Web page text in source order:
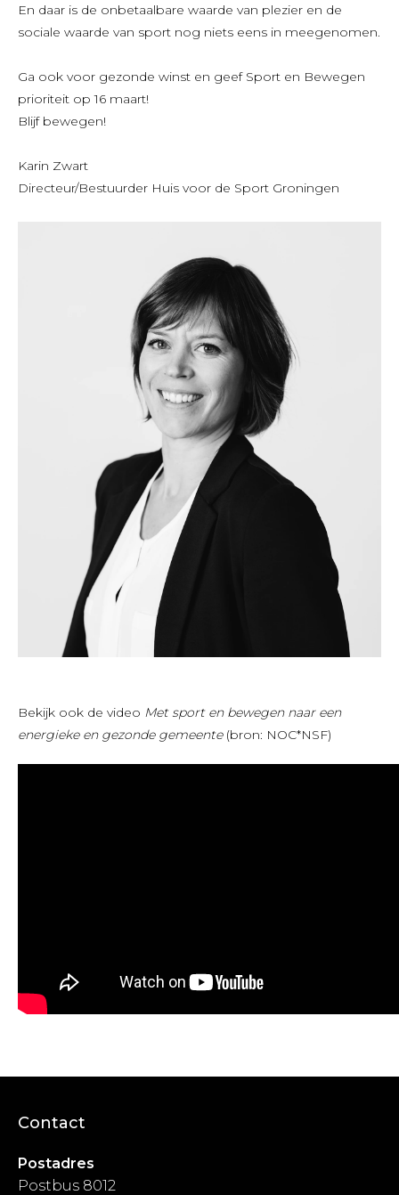
En daar is de onbetaalbare waarde van plezier en de
sociale waarde van sport nog niets eens in meegenomen.
Ga ook voor gezonde winst en geef Sport en Bewegen
prioriteit op 16 maart!
Blijf bewegen!
Karin Zwart
Directeur/Bestuurder Huis voor de Sport Groningen
Bekijk ook de video Met sport en bewegen naar een
energieke en gezonde gemeente(bron: NOC*NSF)
Contact
Postadres
Postbus 8012